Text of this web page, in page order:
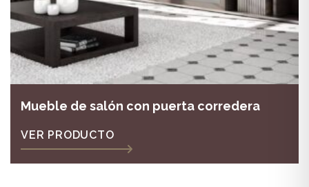
Mueble de salón con puerta corredera
VER PRODUCTO